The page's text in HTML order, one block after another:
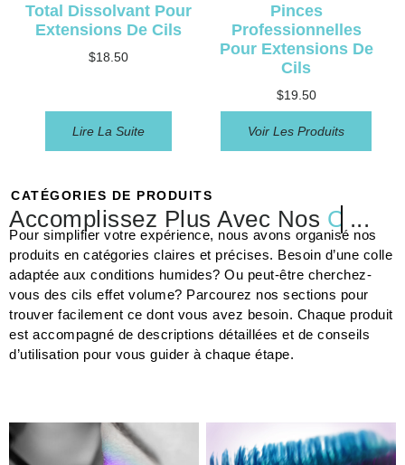
Total Dissolvant Pour
Extensions De Cils
$18.50
Lire La Suite
Pinces
Professionnelles
Pour Extensions De
Cils
$19.50
Voir Les Produits
CATÉGORIES DE PRODUITS
Accomplissez Plus Avec Nos Colles
...
Pour simplifier votre expérience, nous avons organisé nos
produits en catégories claires et précises. Besoin d’une colle
adaptée aux conditions humides? Ou peut-être cherchez-
vous des cils effet volume? Parcourez nos sections pour
trouver facilement ce dont vous avez besoin. Chaque produit
est accompagné de descriptions détaillées et de conseils